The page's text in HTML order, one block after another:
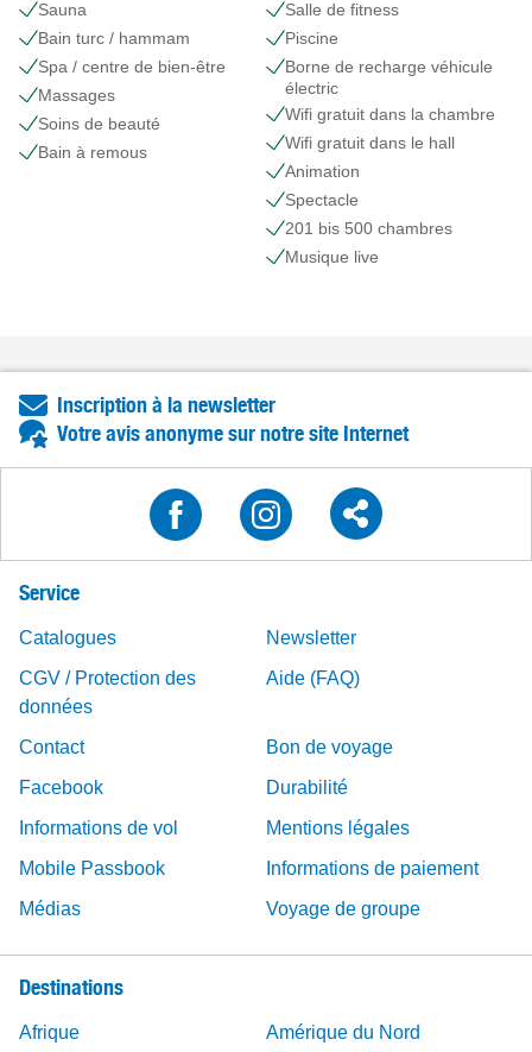
Sauna
Bain turc / hammam
Spa / centre de bien-être
Massages
Soins de beauté
Bain à remous
Salle de fitness
Piscine
Borne de recharge véhicule
électric
Wifi gratuit dans la chambre
Wifi gratuit dans le hall
Animation
Spectacle
201 bis 500 chambres
Musique live
Inscription à la newsletter
Votre avis anonyme sur notre site Internet
Service
Catalogues
Newsletter
CGV / Protection des
données
Aide (FAQ)
Contact
Bon de voyage
Facebook
Durabilité
Informations de vol
Mentions légales
Mobile Passbook
Informations de paiement
Médias
Voyage de groupe
Destinations
Afrique Amérique du Nord